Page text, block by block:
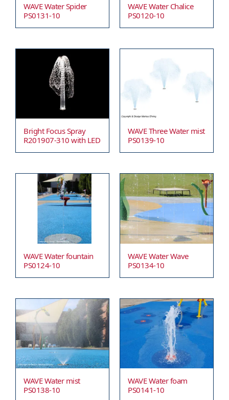
WAVE Water Spider
PS0131-10
WAVE Water Chalice
PS0120-10
Bright Focus Spray
R201907-310 with LED
WAVE Three Water mist
PS0139-10
WAVE Water fountain
PS0124-10
WAVE Water Wave
PS0134-10
WAVE Water mist
PS0138-10
WAVE Water foam
PS0141-10